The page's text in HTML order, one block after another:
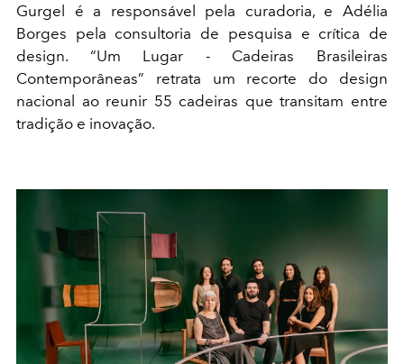
Gurgel é a responsável pela curadoria, e Adélia
Borges pela consultoria de pesquisa e crítica de
design. “Um Lugar - Cadeiras Brasileiras
Contemporâneas” retrata um recorte do design
nacional ao reunir 55 cadeiras que transitam entre
tradição e inovação.